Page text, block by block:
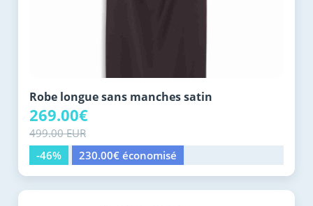
Robe longue sans manches satin
269.00€
499.00 EUR
-46%
230.00€ économisé